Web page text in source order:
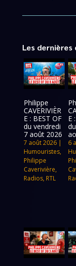
Les
Philippe
CAVERIVIÈR
E : BEST OF
du vendredi
7 août 2026
7 août 2026 |
Humouristes,
Philippe
Caverivière,
Radios, RTL
E
6